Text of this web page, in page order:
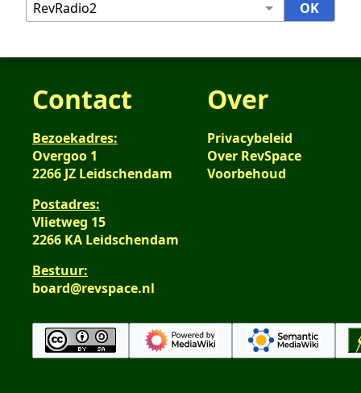
Contact
Bezoekadres:
Overgoo 1
2266 JZ Leidschendam
Postadres:
Vlietweg 15
2266 KA Leidschendam
Bestuur:
board@revspace.nl
Over
Privacybeleid
Over RevSpace
Voorbehoud